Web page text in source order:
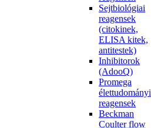
Sejtbiológiai
reagensek
(citokinek,
ELISA kitek,
antitestek)
Inhibitorok
(AdooQ)
Promega
élettudományi
reagensek
Beckman
Coulter flow